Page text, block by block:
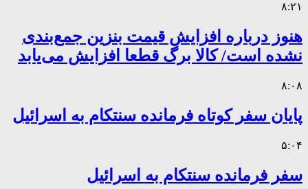
۸:۲۱
هنوز درباره افزایش قیمت بنزین جمع‌بندی
نشده است/ کالا برگ قطعا افزایش می‌یابد
۸:۰۸
پایان سفر کوتاه فرمانده سنتکام به اسرائیل
۵:۰۴
سفر فرمانده سنتکام به اسرائیل